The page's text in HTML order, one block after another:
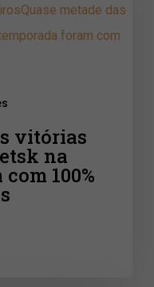
vitórias
na
100%